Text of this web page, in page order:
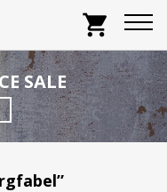
shopping_cart
SALE